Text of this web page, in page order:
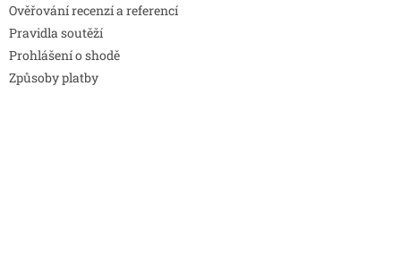
Ověřování recenzí a referencí
Pravidla soutěží
Prohlášení o shodě
Způsoby platby